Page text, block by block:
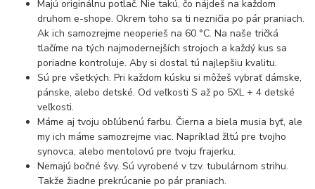
Majú originálnu potlač. Nie takú, čo nájdeš na každom
druhom e-shope. Okrem toho sa ti nezničia po pár praniach.
Ak ich samozrejme neoperieš na 60 °C. Na naše tričká
tlačíme na tých najmodernejších strojoch a každý kus sa
poriadne kontroluje. Aby si dostal tú najlepšiu kvalitu.
Sú pre všetkých. Pri každom kúsku si môžeš vybrať dámske,
pánske, alebo detské. Od veľkosti S až po 5XL + 4 detské
veľkosti.
Máme aj tvoju obľúbenú farbu. Čierna a biela musia byť, ale
my ich máme samozrejme viac. Napríklad žltú pre tvojho
synovca, alebo mentolovú pre tvoju frajerku.
Nemajú bočné švy. Sú vyrobené v tzv. tubulárnom strihu.
Takže žiadne prekrúcanie po pár praniach.